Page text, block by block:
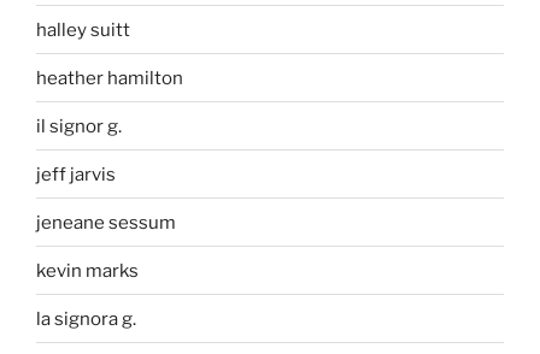
halley suitt
heather hamilton
il signor g.
jeff jarvis
jeneane sessum
kevin marks
la signora g.